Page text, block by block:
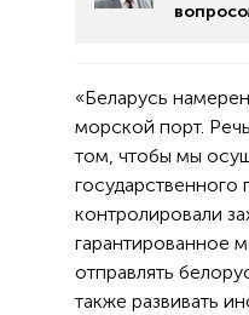
«Беларусь
морской порт.
том, чтобы мы
государственного
контролировали
гарантированное
отправлять
также развивать